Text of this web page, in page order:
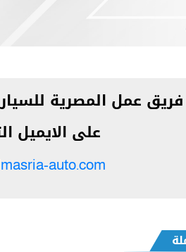
عمل المصرية
على الايميل
auto.com